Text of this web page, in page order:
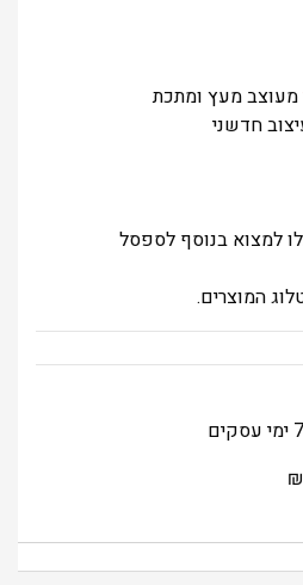
מעוצב מעץ ומתכת
חדשני
למצוא בנוסף לספסל
המוצרים.
₪